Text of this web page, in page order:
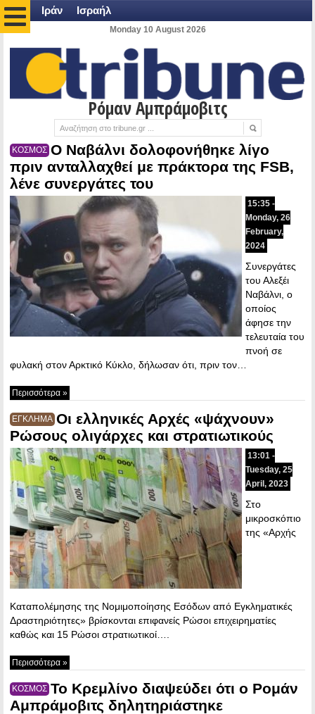
Ιράν Ισραήλ
Monday 10 August 2026
Ρόμαν Αμπράμοβιτς
ΚΟΣΜΟΣ Ο Ναβάλνι δολοφονήθηκε λίγο
πριν ανταλλαχθεί με πράκτορα της FSB,
λένε συνεργάτες του
15:35 -
Monday, 26
February,
2024
Συνεργάτες
του Αλεξέι
Ναβάλνι, ο
οποίος
άφησε την
τελευταία του
πνοή σε
φυλακή στον Αρκτικό Κύκλο, δήλωσαν ότι, πριν τον…
Περισσότερα »
ΕΓΚΛΗΜΑ Οι ελληνικές Αρχές «ψάχνουν»
Ρώσους ολιγάρχες και στρατιωτικούς
13:01 -
Tuesday, 25
April, 2023
Στο
μικροσκόπιο
της «Αρχής
Καταπολέμησης της Νομιμοποίησης Εσόδων από Εγκληματικές
Δραστηριότητες» βρίσκονται επιφανείς Ρώσοι επιχειρηματίες
καθώς και 15 Ρώσοι στρατιωτικοί….
Περισσότερα »
ΚΟΣΜΟΣ Το Κρεμλίνο διαψεύδει ότι ο Ρομάν
Αμπράμοβιτς δηλητηριάστηκε